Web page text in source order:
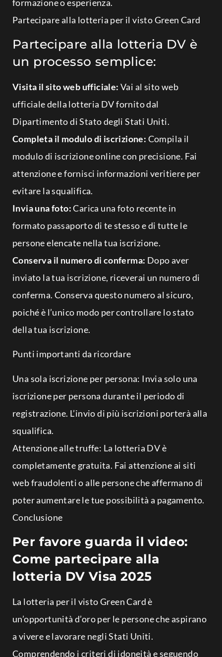
formazione o esperienza.
Partecipare alla lotteria per il visto Green Card
Partecipare alla lotteria DV è
un processo semplice:
Visita il sito web ufficiale: Vai al sito web
ufficiale della lotteria DV fornito dal
Dipartimento di Stato degli Stati Uniti.
Completa il modulo di iscrizione: Compila il
modulo di iscrizione online con precisione. Fai
attenzione e fornisci informazioni veritiere per
evitare la squalifica.
Invia una foto:Carica una foto recente in
formato passaporto di te stesso e di tutte le
persone elencate nella tua iscrizione.
Conserva il numero di conferma: Dopo aver
inviato la tua iscrizione, riceverai un numero di
conferma. Conserva questo numero al sicuro,
poiché è l’unico modo per controllare lo stato
della tua iscrizione.
Punti importanti da ricordare
Una sola iscrizione per persona: Invia solo una
iscrizione per persona durante il periodo di
registrazione. L’invio di più iscrizioni porterà alla
squalifica.
Attenzione alle truffe: La lotteria DV è
completamente gratuita. Fai attenzione ai siti
web fraudolenti o alle persone che affermano di
poter aumentare le tue possibilità a pagamento.
Conclusione
Per favore guarda il video:
Come partecipare alla
lotteria DV Visa 2025
La lotteria per il visto Green Card è
un’opportunità d’oro per le persone che aspirano
a vivere e lavorare negli Stati Uniti.
Comprendendo i criteri di idoneità e seguendo